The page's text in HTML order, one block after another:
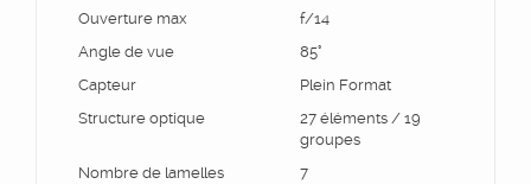
Ouverture max
f/14
Angle de vue
85°
Capteur
Plein Format
Structure optique
27 éléments / 19
groupes
Nombre de lamelles
7